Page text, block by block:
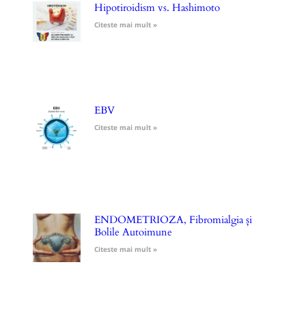
Hipotiroidism vs. Hashimoto
Citeste mai mult »
EBV
Citeste mai mult »
ENDOMETRIOZA, Fibromialgia și
Bolile Autoimune
Citeste mai mult »